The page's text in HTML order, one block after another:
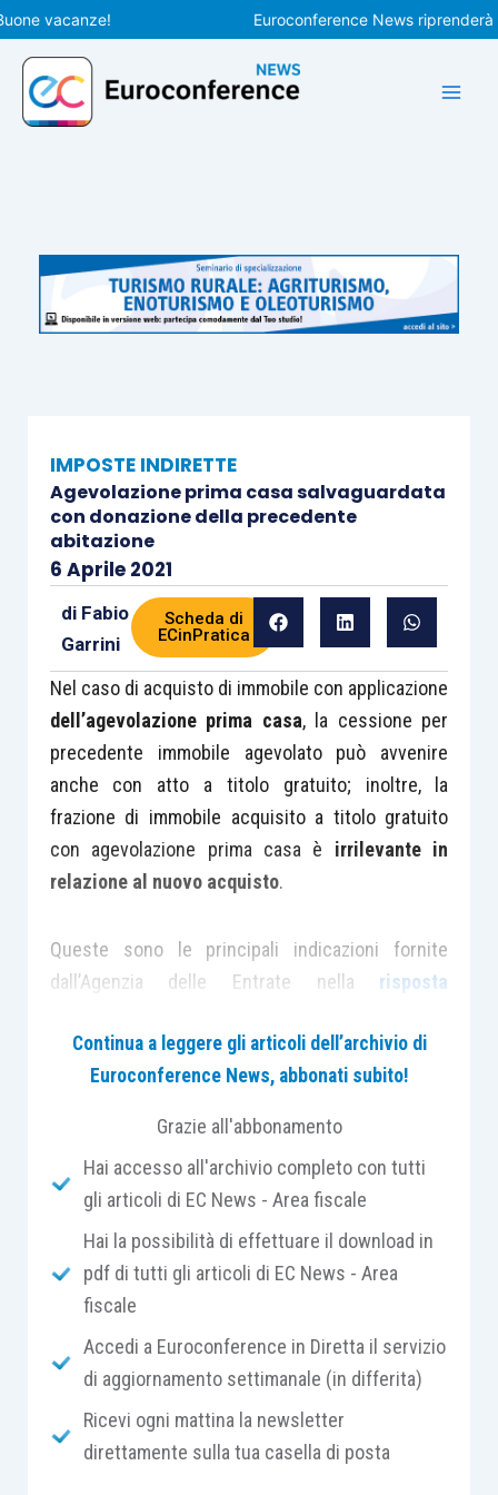
Vai
al
contenuto
vacanze! Euroconference News riprenderà le
IMPOSTE INDIRETTE
Agevolazione prima casa salvaguardata
con donazione della precedente
abitazione
6 Aprile 2021
di Fabio
Garrini
Scheda di
ECinPratica
Nel caso di acquisto di immobile con applicazione
dell’agevolazione prima casa, la cessione per
precedente immobile agevolato può avvenire
anche con atto a titolo gratuito; inoltre, la
frazione di immobile acquisito a titolo gratuito
con agevolazione prima casa è irrilevante in
relazione al nuovo acquisto.
Queste sono le principali indicazioni fornite
dall’Agenzia delle Entrate nella risposta
L’ordinamento offre la possibilità di acquistare,
con imposte di trasferimento agevolate (Iva al 4%
ovvero registro al 2%),un solo fabbricato a
destinazione abitativa
A tal fine occorre verificare e rispettare 4
requisiti, descritti nella nota II-bis dell’articolo 1
della Tariffa, parte prima, allegata al
Continua a leggere gli articoli dell’archivio di
Euroconference News, abbonati subito!
Grazie all'abbonamento
Hai accesso all'archivio completo con tutti
gli articoli di EC News - Area fiscale
Hai la possibilità di effettuare il download in
pdf di tutti gli articoli di EC News - Area
fiscale
Accedi a Euroconference in Diretta il servizio
di aggiornamento settimanale (in differita)
Ricevi ogni mattina la newsletter
direttamente sulla tua casella di posta